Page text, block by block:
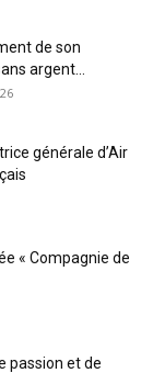
de son
argent...
générale d’Air
« Compagnie de
passion et de